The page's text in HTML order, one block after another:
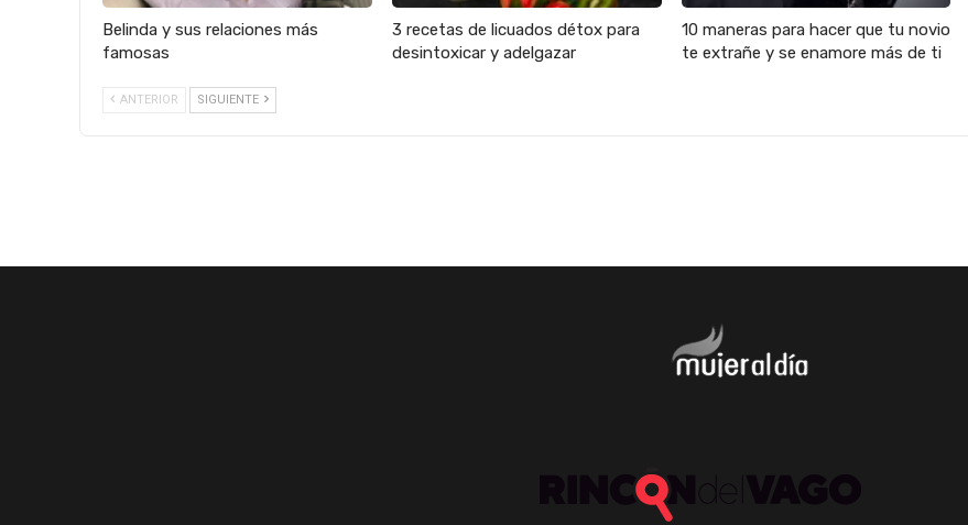
Belinda y sus relaciones más
famosas
3 recetas de licuados détox para
desintoxicar y adelgazar
10 maneras para hacer que tu novio
te extrañe y se enamore más de ti
ANTERIOR SIGUIENTE